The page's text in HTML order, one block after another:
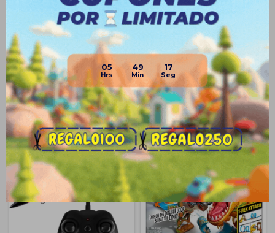
05 49 16
Medios de pago
Productos que te pueden interesar